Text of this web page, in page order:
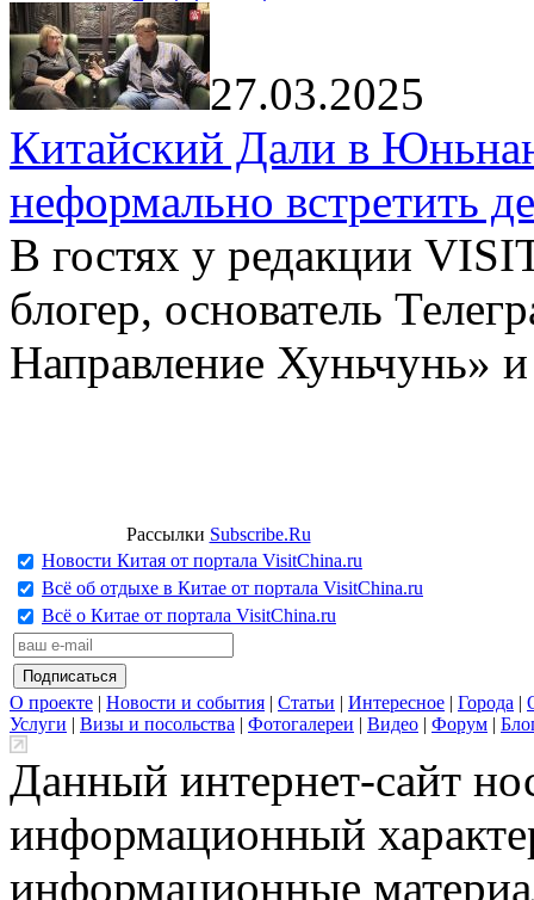
27.03.2025
Китайский Дали в
неформально встретить
В гостях у редакции
блогер, основатель
Направление Хуньчунь»
Рассылки Subscribe.Ru
Новости Китая от портала VisitChina.ru
Всё об отдыхе в Китае от портала VisitChina.ru
Всё о Китае от портала VisitChina.ru
О проекте | Новости и события | Статьи | Интересное | Города |
Услуги | Визы и посольства | Фотогалереи | Видео | Форум |
Данный интернет-сайт
информационный
информационные